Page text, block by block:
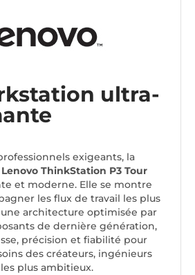
ultra-
exigeants, la
ThinkStation P3 Tour
et moderne. Elle se montre
les flux de travail les plus
une architecture optimisée par
de dernière génération,
précision et fiabilité pour
des créateurs, ingénieurs
plus ambitieux.